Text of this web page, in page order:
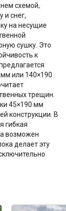
схемой,
и снег,
на несущие
сушку. Это
к
или 140×190
трещин.
45×190 мм
конструкции. В
гибкая
возможен
делает эту